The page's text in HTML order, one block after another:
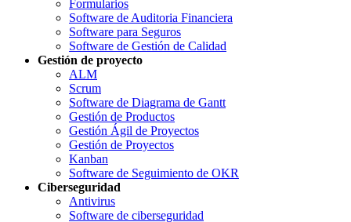
Formularios
Software de Auditoria Financiera
Software para Seguros
Software de Gestión de Calidad
Gestión de proyecto
ALM
Scrum
Software de Diagrama de Gantt
Gestión de Productos
Gestión Ágil de Proyectos
Gestión de Proyectos
Kanban
Software de Seguimiento de OKR
Ciberseguridad
Antivirus
Software de ciberseguridad